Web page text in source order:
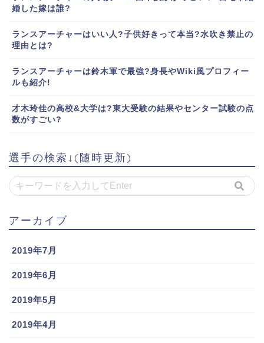
婚した嫁は誰?
ランスアーチャーはいい人?子供好きって本当?水吹き禁止の
理由とは?
ランスアーチャーは鈴木軍で最強?身長やWiki風プロフィー
ルも紹介!
才木玲佳の高校&大学は?東大受験の結果やセンター試験の点
数がすごい?
選手の検索↓(随時更新)
アーカイブ
2019年7月
2019年6月
2019年5月
2019年4月